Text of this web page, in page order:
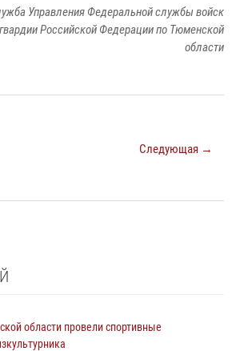
Управления Федеральной службы войск
Российской Федерации по Тюменской
области
Следующая →
области провели спортивные